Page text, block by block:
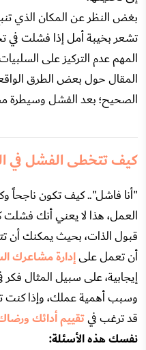
بغض النظر عن المكان الذي
تشعر بخيبة أمل إذا فشلت في
المهم عدم التركيز على
المقال حول بعض الطرق
الصحيح؛ بعد الفشل وسيطرة
كيف تتخطى الفشل في
"أنا فاشل".. كيف تكون ناجحاً
العمل، هذا لا يعني أنك
قبول الذات، بحيث يمكنك أن
أن تعمل علىإدارة مشاعرك
إيجابية، على سبيل المثال
وسبب أهمية عملك، وإذا كنت
قد ترغب فيتقييم أدائك
نفسك هذه الأسئلة: